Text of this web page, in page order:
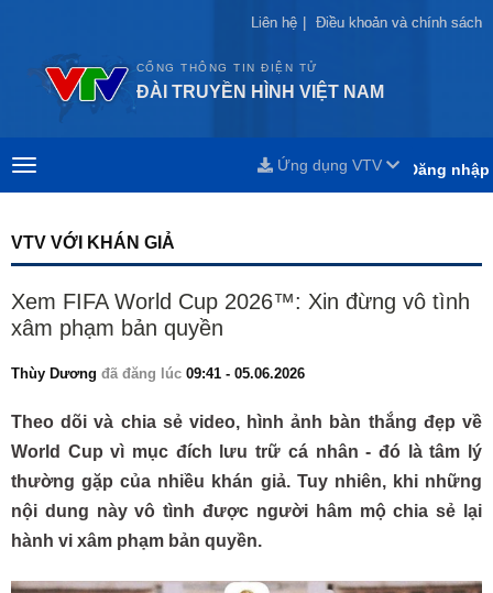
Liên hệ Điều khoản và chính sách
Liên hệ Điều khoản và chính sách
CỔNG THÔNG TIN ĐIỆN TỬ
ĐÀI TRUYỀN HÌNH VIỆT NAM
Đăng nhập
Ứng dụng VTV
VTV VỚI KHÁN GIẢ
Xem FIFA World Cup 2026™: Xin đừng vô tình
xâm phạm bản quyền
Thùy Dương đã đăng lúc 09:41 - 05.06.2026
Theo dõi và chia sẻ video, hình ảnh bàn thắng đẹp về
World Cup vì mục đích lưu trữ cá nhân - đó là tâm lý
thường gặp của nhiều khán giả. Tuy nhiên, khi những
nội dung này vô tình được người hâm mộ chia sẻ lại
hành vi xâm phạm bản quyền.